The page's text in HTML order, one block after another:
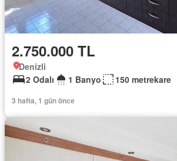
2.750.000 TL
Denizli
2 Odalı
1 Banyo 150 metrekare
3 hafta, 1 gün önce